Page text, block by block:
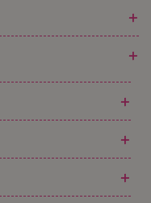
+
+
+
+
+